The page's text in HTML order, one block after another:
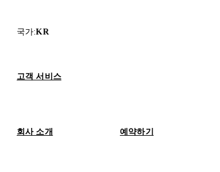
국가:KR
고객 서비스
회사 소개 예약하기